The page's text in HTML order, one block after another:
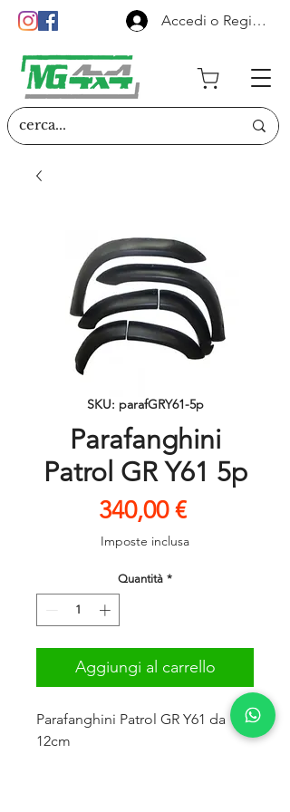
Accedi o Registrati
SKU: parafGRY61-5p
Parafanghini
Patrol GR Y61 5p
340,00 €Prezzo
Imposte inclusa
Quantità *
Aggiungi al carrello
Parafanghini Patrol GR Y61 da
12cm